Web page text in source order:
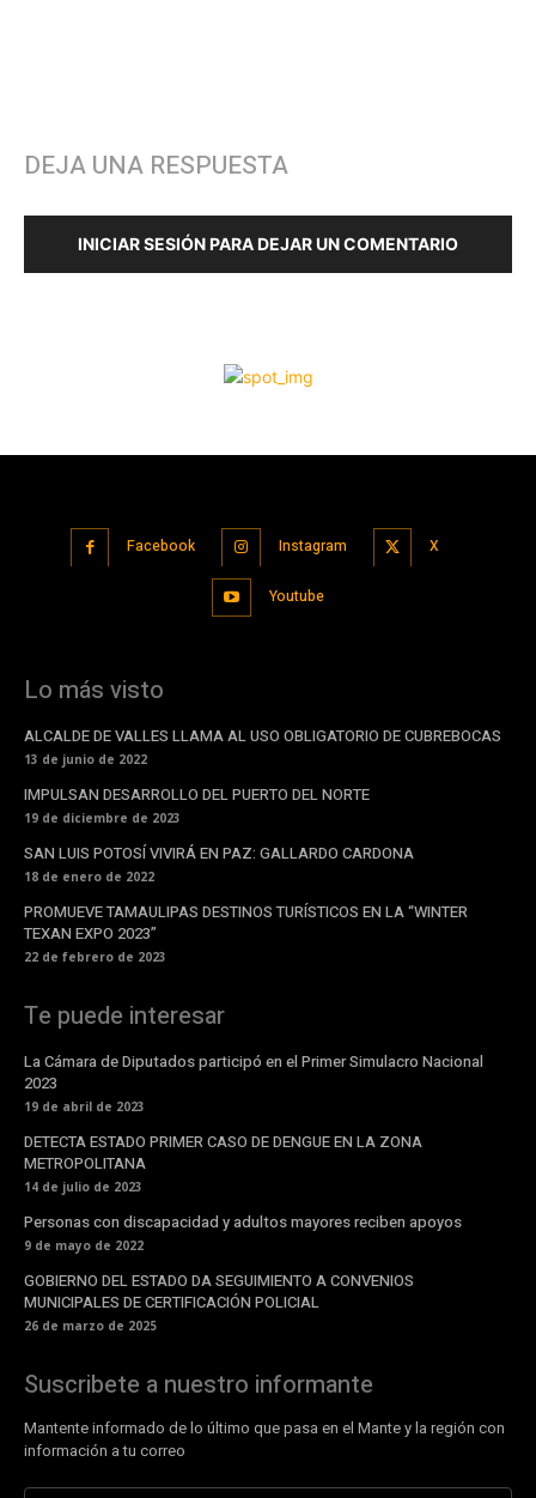
Facebook Instagram X
Youtube
Lo más visto
ALCALDE DE VALLES LLAMA AL USO OBLIGATORIO DE CUBREBOCAS
13 de junio de 2022
IMPULSAN DESARROLLO DEL PUERTO DEL NORTE
19 de diciembre de 2023
SAN LUIS POTOSÍ VIVIRÁ EN PAZ: GALLARDO CARDONA
18 de enero de 2022
PROMUEVE TAMAULIPAS DESTINOS TURÍSTICOS EN LA “WINTER
TEXAN EXPO 2023”
22 de febrero de 2023
Te puede interesar
La Cámara de Diputados participó en el Primer Simulacro Nacional
2023
19 de abril de 2023
DETECTA ESTADO PRIMER CASO DE DENGUE EN LA ZONA
METROPOLITANA
14 de julio de 2023
Personas con discapacidad y adultos mayores reciben apoyos
9 de mayo de 2022
GOBIERNO DEL ESTADO DA SEGUIMIENTO A CONVENIOS
MUNICIPALES DE CERTIFICACIÓN POLICIAL
26 de marzo de 2025
Suscribete a nuestro informante
Mantente informado de lo último que pasa en el Mante y la región con
información a tu correo